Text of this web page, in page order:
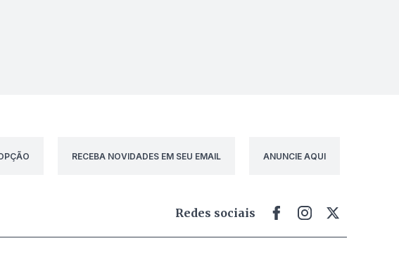
RECEBA NOVIDADES EM SEU EMAIL ANUNCIE AQUI
Redes sociais